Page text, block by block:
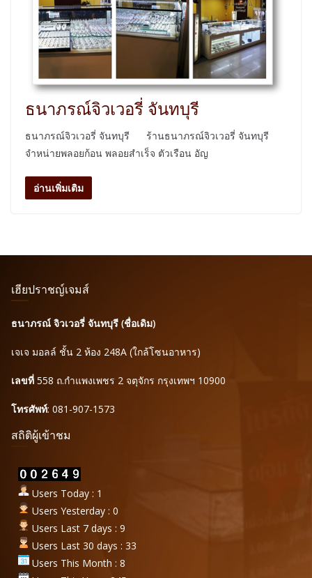
ธนาภรณ์จิวเวอรี่ จันทบุรี
ธนาภรณ์จิวเวอรี่ จันทบุรี ร้านธนาภรณ์จิวเวอรี่ จันทบุรี
จำหน่ายพลอยก้อน พลอยสำเร็จ ตัวเรือน อัญ
อ่านเพิ่มเติม
เฮียปราชญ์เจมส์
ธนาภรณ์ จิวเวอรี่ จันทบุรี (ชื่อเดิม)
เจเจ มอลล์ ชั้น 2 ห้อง 248A (ใกล้โซนอาหาร)
เลขที่ 558 ถ.กำแพงเพชร 2 จตุจักร กรุงเทพฯ 10900
โทรศัพท์: 081-907-1573
สถิติผู้เข้าชม
Users Today : 1
Users Yesterday : 0
Users Last 7 days : 9
Users Last 30 days : 33
Users This Month : 8